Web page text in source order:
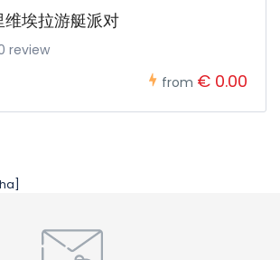
埃拉游艇派对
review
from € 0.00